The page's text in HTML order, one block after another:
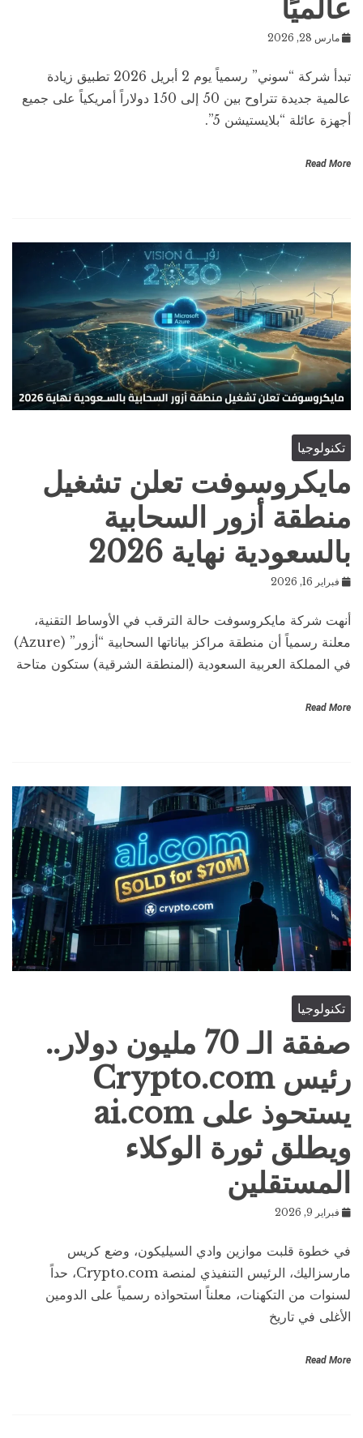
عالميًا
مارس 28, 2026
تبدأ شركة “سوني” رسمياً يوم 2 أبريل 2026 تطبيق زيادة
عالمية جديدة تتراوح بين 50 إلى 150 دولاراً أمريكياً على جميع
أجهزة عائلة “بلايستيشن 5”.
Read More
تكنولوجيا
مايكروسوفت تعلن تشغيل
منطقة أزور السحابية
بالسعودية نهاية 2026
فبراير 16, 2026
أنهت شركة مايكروسوفت حالة الترقب في الأوساط التقنية،
معلنة رسمياً أن منطقة مراكز بياناتها السحابية “أزور” (Azure)
في المملكة العربية السعودية (المنطقة الشرقية) ستكون متاحة
Read More
تكنولوجيا
صفقة الـ 70 مليون دولار..
رئيس Crypto.com
يستحوذ على ai.com
ويطلق ثورة الوكلاء
المستقلين
فبراير 9, 2026
في خطوة قلبت موازين وادي السيليكون، وضع كريس
مارسزاليك، الرئيس التنفيذي لمنصة Crypto.com، حداً
لسنوات من التكهنات، معلناً استحواذه رسمياً على الدومين
الأغلى في تاريخ
Read More